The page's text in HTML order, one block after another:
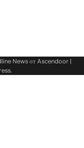
News отAscendoor |
.